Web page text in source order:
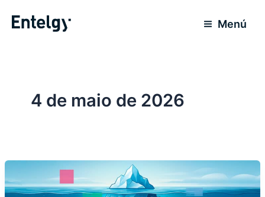
para
Menú
4 de maio de 2026